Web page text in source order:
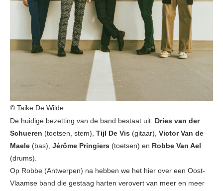
© Taike De Wilde
De huidige bezetting van de band bestaat uit: Dries van der
Schueren (toetsen, stem), Tijl De Vis (gitaar), Victor Van de
Maele (bas), Jérôme Pringiers (toetsen) en Robbe Van Ael
(drums).
Op Robbe (Antwerpen) na hebben we het hier over een Oost-
Vlaamse band die gestaag harten verovert van meer en meer